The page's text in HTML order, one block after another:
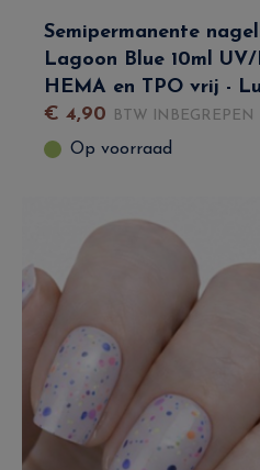
Semipermanente
Lagoon Blue 10ml
HEMA en TPO vrij -
€ 4,90 BTW INBEGREPEN
Op voorraad